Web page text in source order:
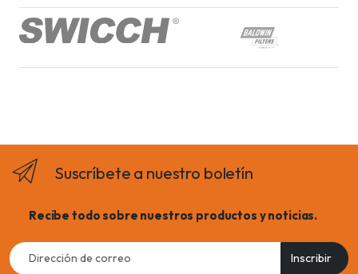
Suscríbete a nuestro boletín
Recibe todo sobre nuestros productos y noticias.
Email
address
Inscribir